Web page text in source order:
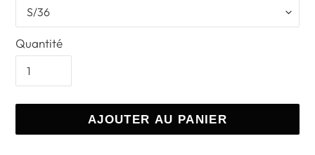
Quantité
AJOUTER AU PANIER